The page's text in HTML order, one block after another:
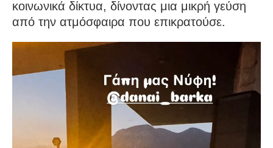
κοινωνικά δίκτυα, δίνοντας μια μικρή γεύση
από την ατμόσφαιρα που επικρατούσε.